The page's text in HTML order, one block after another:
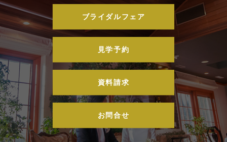
ブライダルフェア
見学予約
資料請求
お問合せ